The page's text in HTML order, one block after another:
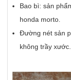
Bao bì: sản
honda morto.
Đường nét sản
không trầy xước.